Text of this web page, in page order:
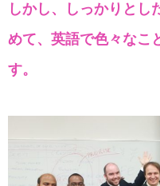
しかし、しっかりとし
めて、英語で色々なこ
す。